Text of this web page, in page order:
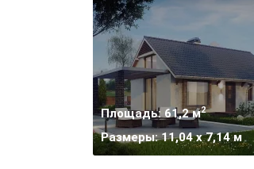
Площадь: 61,2 м2
Размеры: 11,04 x 7,14 м